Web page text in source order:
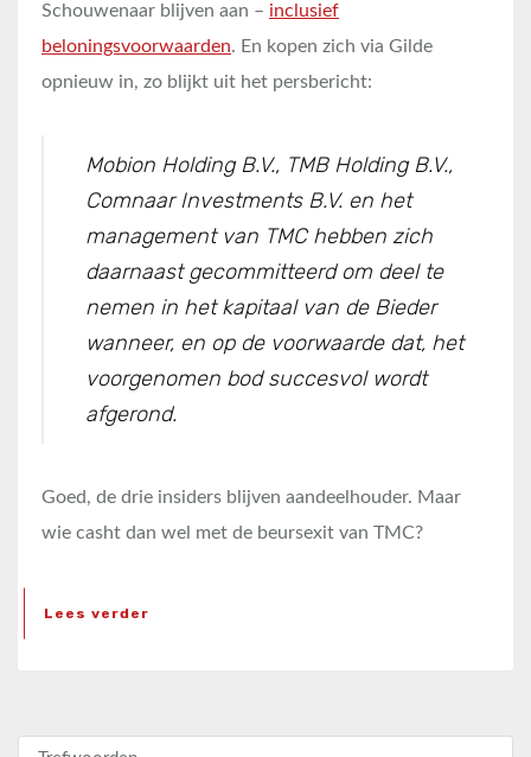
Schouwenaar blijven aan – inclusief
beloningsvoorwaarden. En kopen zich via Gilde
opnieuw in, zo blijkt uit het persbericht:
Mobion Holding B.V., TMB Holding B.V.,
Comnaar Investments B.V. en het
management van TMC hebben zich
daarnaast gecommitteerd om deel te
nemen in het kapitaal van de Bieder
wanneer, en op de voorwaarde dat, het
voorgenomen bod succesvol wordt
afgerond.
Goed, de drie insiders blijven aandeelhouder. Maar
wie casht dan wel met de beursexit van TMC?
Lees verder
Zoeken naar: